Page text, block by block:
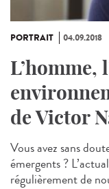
PORTRAIT 04.09.2018
L’homme,
de Victor
Vous avez sans
émergents ?
régulièrement de